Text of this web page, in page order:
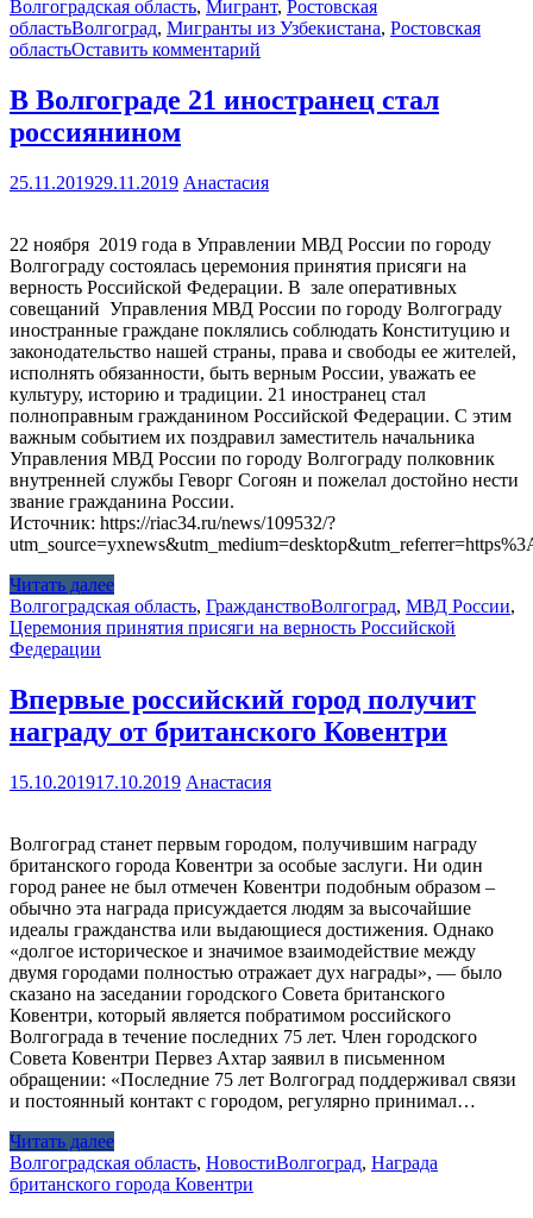
Волгоградская область, Мигрант, Ростовская
областьВолгоград, Мигранты из Узбекистана, Ростовская
областьОставить комментарий
В Волгограде 21 иностранец стал
россиянином
25.11.201929.11.2019 Анастасия
22 ноября 2019 года в Управлении МВД России по городу
Волгограду состоялась церемония принятия присяги на
верность Российской Федерации. В зале оперативных
совещаний Управления МВД России по городу Волгограду
иностранные граждане поклялись соблюдать Конституцию и
законодательство нашей страны, права и свободы ее жителей,
исполнять обязанности, быть верным России, уважать ее
культуру, историю и традиции. 21 иностранец стал
полноправным гражданином Российской Федерации. С этим
важным событием их поздравил заместитель начальника
Управления МВД России по городу Волгограду полковник
внутренней службы Геворг Согоян и пожелал достойно нести
звание гражданина России.
Источник: https://riac34.ru/news/109532/?
Читать далее
Волгоградская область, ГражданствоВолгоград, МВД России,
Церемония принятия присяги на верность Российской
Федерации
Впервые российский город получит
награду от британского Ковентри
15.10.201917.10.2019 Анастасия
Волгоград станет первым городом, получившим награду
британского города Ковентри за особые заслуги. Ни один
город ранее не был отмечен Ковентри подобным образом –
обычно эта награда присуждается людям за высочайшие
идеалы гражданства или выдающиеся достижения. Однако
«долгое историческое и значимое взаимодействие между
двумя городами полностью отражает дух награды», — было
сказано на заседании городского Совета британского
Ковентри, который является побратимом российского
Волгограда в течение последних 75 лет. Член городского
Совета Ковентри Первез Ахтар заявил в письменном
обращении: «Последние 75 лет Волгоград поддерживал связи
и постоянный контакт с городом, регулярно принимал…
Читать далее
Волгоградская область, НовостиВолгоград, Награда
британского города Ковентри